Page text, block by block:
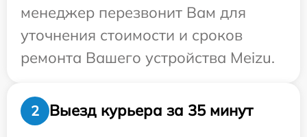
менеджер перезвонит Вам для
уточнения стоимости и сроков
ремонта Вашего устройства Meizu.
2
Выезд курьера за 35 минут